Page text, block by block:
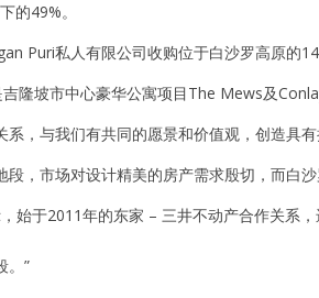
的49%。
Puri私人有限公司收购位于白沙罗高原的14
隆坡市中心豪华公寓项目The Mews及
，与我们有共同的愿景和价值观，创造具
，市场对设计精美的房产需求殷切，而白
始于2011年的东家 – 三井不动产合作关系
。”